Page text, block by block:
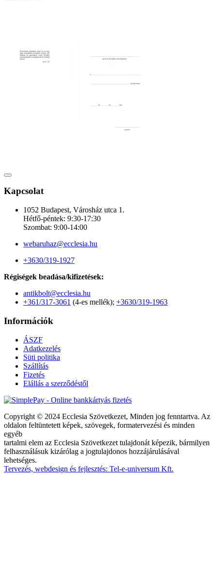
Kapcsolat
1052 Budapest, Városház utca 1.
Hétfő-péntek: 9:30-17:30
Szombat: 9:00-14:00
webaruhaz@ecclesia.hu
+3630/319-1927
Régiségek beadása/kifizetések:
antikbolt@ecclesia.hu
+361/317-3061 (4-es mellék); +3630/319-1963
Információk
ÁSZF
Adatkezelés
Süti politika
Szállítás
Fizetés
Elállás a szerződéstől
Copyright © 2024 Ecclesia Szövetkezet, Minden jog fenntartva. Az
oldalon feltüntetett képek, szövegek, formatervezési és minden
egyéb
tartalmi elem az Ecclesia Szövetkezet tulajdonát képezik, bármilyen
felhasználásuk kizárólag a jogtulajdonos hozzájárulásával
lehetséges.
Tervezés, webdesign és fejlesztés: Tel-e-universum Kft.